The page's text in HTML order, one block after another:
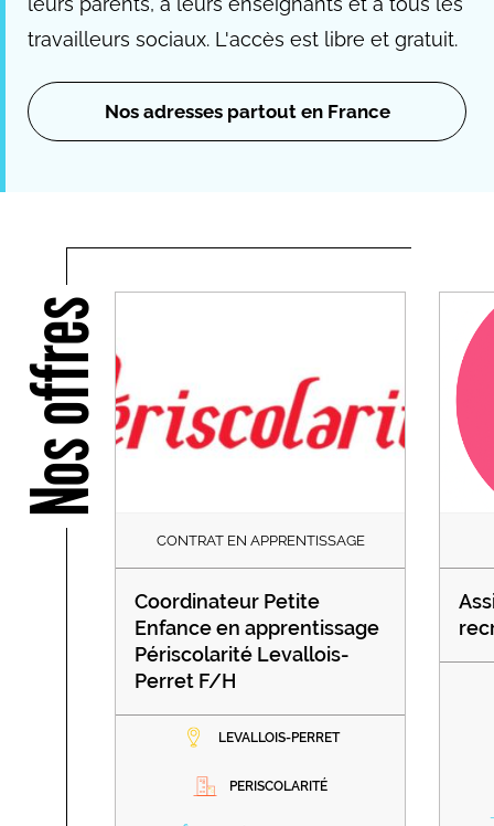
travailleurs sociaux. L'accès est libre et gratuit.
Nos adresses partout en France
Nos offres
CONTRAT EN APPRENTISSAGE
Coordinateur Petite
Enfance en apprentissage
Périscolarité Levallois-
Perret F/H
LEVALLOIS-PERRET
PERISCOLARITÉ